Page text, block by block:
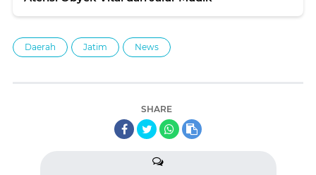
Daerah Jatim News
SHARE